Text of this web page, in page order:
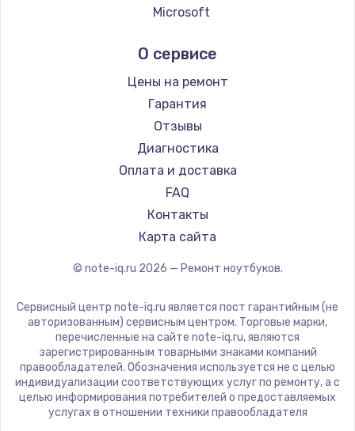
Ремонт ноутбуков Echips
Ремонт ноутбуков Predator
Ремонт ноутбуков iru
Ремонт ноутбуков Machenike
Ремонт ноутбуков DEXP
Ремонт ноутбуков Teclast
Ремонт ноутбуков CHUWI
Ремонт ноутбуков Colorful
Microsoft
Aquarius
Gigabyte
Aorus
Maibenben
Getac
Epson
Philips
LG
Panasonic
ZTE
Hiper
Evga
Google
Echips
О сервисе
Цены на ремонт
Гарантия
Отзывы
Диагностика
Оплата и доставка
FAQ
Контакты
Карта сайта
© note-iq.ru 2026 — Ремонт ноутбуков.
Сервисный центр note-iq.ru является пост гарантийным (не
авторизованным) сервисным центром. Торговые марки,
перечисленные на сайте note-iq.ru, являются
зарегистрированным товарными знаками компаний
правообладателей. Обозначения используется не с целью
индивидуализации соответствующих услуг по ремонту, а с
целью информирования потребителей о предоставляемых
услугах в отношении техники правообладателя